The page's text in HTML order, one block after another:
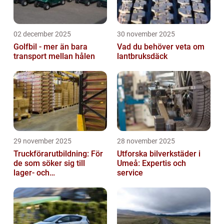
02 december 2025
Golfbil - mer än bara
transport mellan hålen
30 november 2025
Vad du behöver veta om
lantbruksdäck
29 november 2025
Truckförarutbildning: För
de som söker sig till
lager- och
28 november 2025
Utforska bilverkstäder i
Umeå: Expertis och
service